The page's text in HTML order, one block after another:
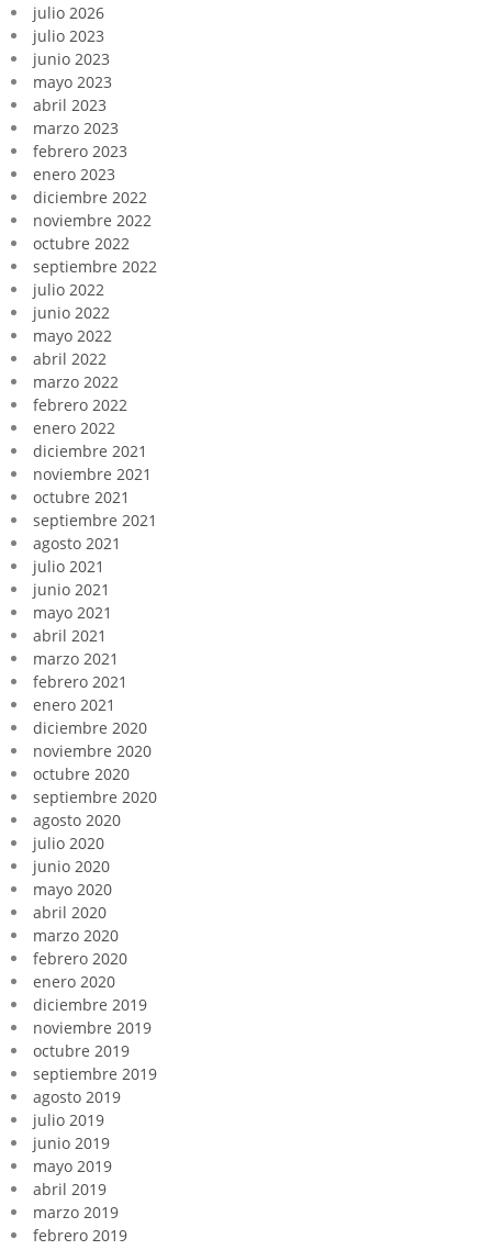
julio 2026
julio 2023
junio 2023
mayo 2023
abril 2023
marzo 2023
febrero 2023
enero 2023
diciembre 2022
noviembre 2022
octubre 2022
septiembre 2022
julio 2022
junio 2022
mayo 2022
abril 2022
marzo 2022
febrero 2022
enero 2022
diciembre 2021
noviembre 2021
octubre 2021
septiembre 2021
agosto 2021
julio 2021
junio 2021
mayo 2021
abril 2021
marzo 2021
febrero 2021
enero 2021
diciembre 2020
noviembre 2020
octubre 2020
septiembre 2020
agosto 2020
julio 2020
junio 2020
mayo 2020
abril 2020
marzo 2020
febrero 2020
enero 2020
diciembre 2019
noviembre 2019
octubre 2019
septiembre 2019
agosto 2019
julio 2019
junio 2019
mayo 2019
abril 2019
marzo 2019
febrero 2019